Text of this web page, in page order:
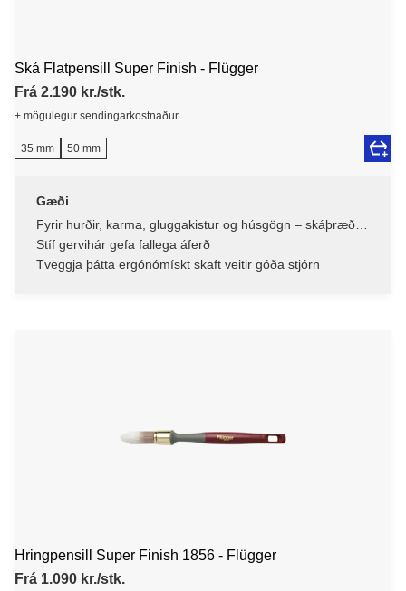
Ská Flatpensill Super Finish - Flügger
Frá 2.190 kr./stk.
+ mögulegur sendingarkostnaður
35 mm 50 mm
Gæði
Fyrir hurðir, karma, gluggakistur og húsgögn – skáþræðir
fyrir aukna nákvæmni
Stíf gervihár gefa fallega áferð
Tveggja þátta ergónómískt skaft veitir góða stjórn
Hringpensill Super Finish 1856 - Flügger
Frá 1.090 kr./stk.